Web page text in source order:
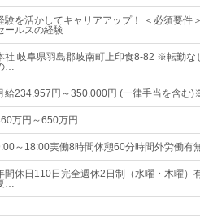
験を活かしてキャリアアップ！ ＜必須要件
ールスの経験
社 岐阜県羽島郡岐南町上印食8-82 ※転勤な
…
給234,957円～350,000円 (一律手当を含
万円～650万円
～18:00実働8時間休憩60分時間外労働
間休日110日完全週休2日制（水曜・木曜）
…